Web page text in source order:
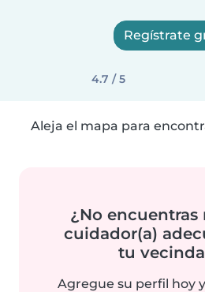
Regístrate
4.7 / 5
Aleja el mapa para
¿No
cuidador(a)
tu
Agregue su perfil hoy